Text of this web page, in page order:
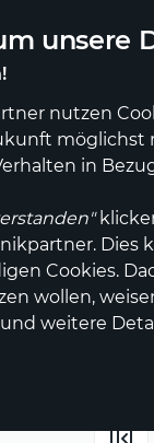
unsere
nutzen
möglichst
in
Dies
Cookies.
wollen,
weitere
Trinken & Genuss
&